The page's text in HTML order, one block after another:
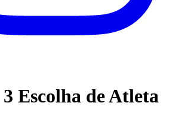
3 Escolha de Atleta